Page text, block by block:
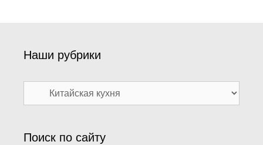
Наши рубрики
рубрики
Поиск по сайту